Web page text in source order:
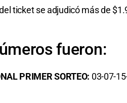
ticket se adjudicó más de
fueron:
PRIMER SORTEO: 03-07-